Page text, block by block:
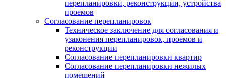
перепланировки, реконструкции, устройства
проемов
Согласование перепланировок
Техническое заключение для согласования и
узаконения перепланировок, проемов и
реконструкции
Согласование перепланировки квартир
Согласование перепланировки нежилых
помещений